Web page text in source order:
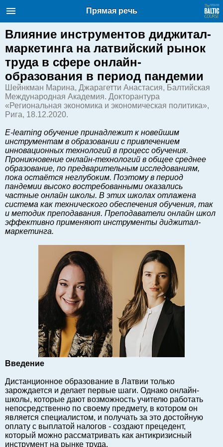
Балтийский курс. Новости и
аналитика
English
Очерки по новейшей истории
Латвии
Хорошо для дела
Инвестиции
Транспорт
Энергетика
Недвижимость
Финансы
Технологии
Рынки и компании
Балтийский экспорт
Советы юриста
ЕС - Балтия
Балтия - СНГ
Люди дела
Круглый стол
Образование и наука
Экономическая история
Прямая речь
Благотворительность
Форумы
Книга
Архив
Сергей Тюленев: студия
Прямая речь
Влияние инструментов диджитал-
маркетинга на латвийский рынок
труда в сфере онлайн-
образования в период пандемии
Шейнкман Марина, Джарагетти Анастасия, Балтийская
Международная Академия. Докторантура
«Региональная экономика и экономическая политика»,
Рига, 18.12.2020.
E-learning обучение принадлежит к новейшим
инструментам в образовании с привлечением
инновационных технологий в процесс обучения.
Проникновение онлайн-технологий в общее среднее
образование, по предварительным исследованиям,
пока остаётся неглубоким. Поэтому в период
пандемии высоко востребованными оказались
частные онлайн школы. В этих школах отлажена
система как технического обеспечения обучения, так
и методик преподавания. Преподаватели онлайн школ
эффективно применяют инструменты диджитал-
маркетинга.
Введение
Дистанционное образование в Латвии только
зарождается и делает первые шаги. Однако онлайн-
школы, которые дают возможность учителю работать
непосредственно по своему предмету, в котором он
является специалистом, и получать за это достойную
оплату с выплатой налогов - создают прецедент,
который можно рассматривать как антикризисный
инструмент на рынке труда.